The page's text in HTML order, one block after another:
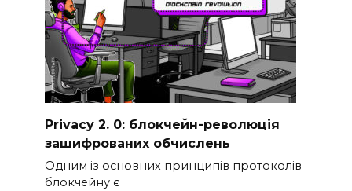
Privacy 2. 0: блокчейн-революція
зашифрованих обчислень
Одним із основних принципів протоколів
блокчейну є